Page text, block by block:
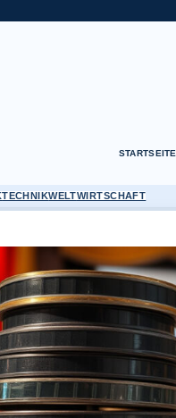
STARTSEITE
TECHNIKWELTWIRTSCHAFT